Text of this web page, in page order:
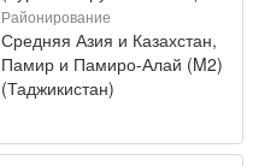
Районирование
Средняя Азия и Казахстан,
Памир и Памиро-Алай (M2)
(Таджикистан)